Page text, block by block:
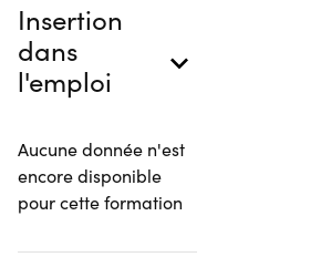
Insertion
dans
l'emploi
Aucune donnée n'est
encore disponible
pour cette formation